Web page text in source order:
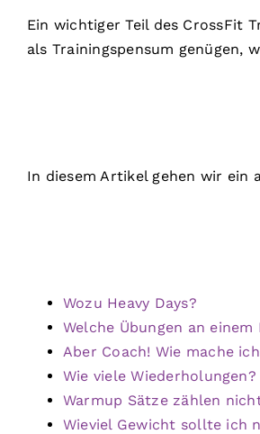
Ein wichtiger Teil des CrossFit
als Trainingspensum genügen,
In diesem Artikel gehen wir ein
Wozu Heavy Days?
Welche Übungen an einem
Aber Coach! Wie mache
Wie viele Wiederholungen?
Warmup Sätze zählen
Wieviel Gewicht sollte ich